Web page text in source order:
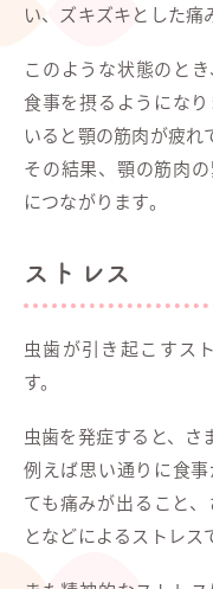
い、ズキズキとした痛
このような状態のと
食事を摂るようにな
いると顎の筋肉が疲れ
その結果、顎の筋肉
につながります。
ストレス
虫歯が引き起こすス
す。
虫歯を発症すると、さ
例えば思い通りに食
ても痛みが出ること
となどによるストレス